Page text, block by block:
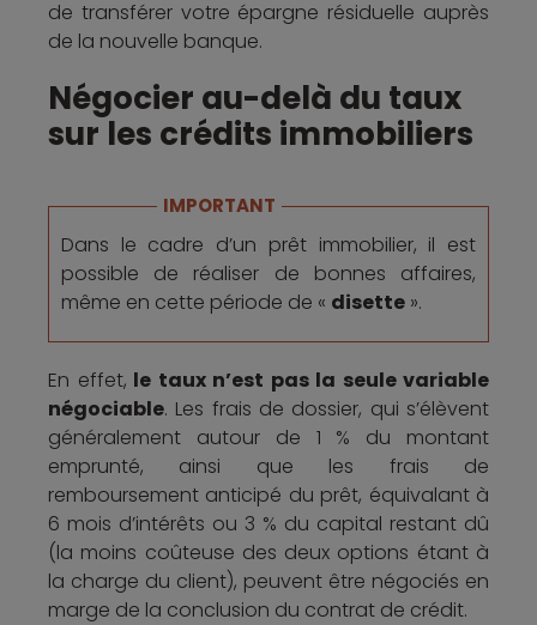
de transférer votre épargne résiduelle auprès
de la nouvelle banque.
Négocier au-delà du taux
sur les crédits immobiliers
IMPORTANT
Dans le cadre d’un prêt immobilier, il est
possible de réaliser de bonnes affaires,
même en cette période de « disette ».
En effet, le taux n’est pas la seule variable
négociable. Les frais de dossier, qui s’élèvent
généralement autour de 1 % du montant
emprunté, ainsi que les frais de
remboursement anticipé du prêt, équivalant à
6 mois d’intérêts ou 3 % du capital restant dû
(la moins coûteuse des deux options étant à
la charge du client), peuvent être négociés en
marge de la conclusion du contrat de crédit.